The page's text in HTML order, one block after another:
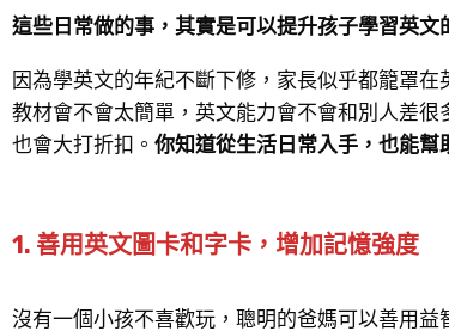
這些日常做的事，其實是可以提升孩子學習英文
因為學英文的年紀不斷下修，家長似乎都籠罩
教材會不會太簡單，英文能力會不會和別人差
也會大打折扣。 你知道從生活日常入手，也能幫
1. 善用英文圖卡和字卡，增加記憶強度
沒有一個小孩不喜歡玩，聰明的爸媽可以善用